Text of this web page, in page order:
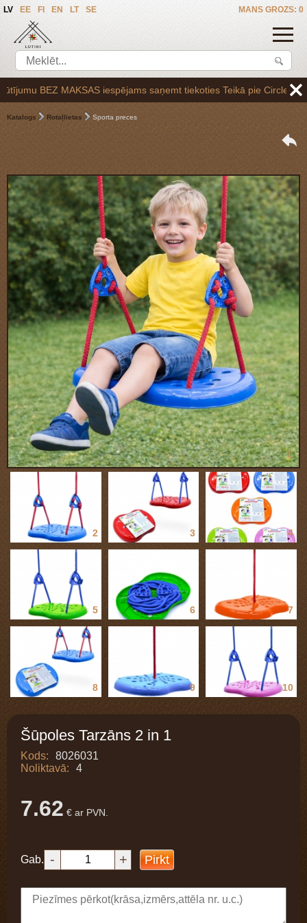
MANS GROZS: 0
LV EE FI EN LT SE
BEZ MAKSAS iespējams saņemt tiekoties Teikā pie Circle K
Katalogs Rotaļlietas Sporta preces
1
2 3 4
5 6 7
8 9 10
Šūpoles Tarzāns 2 in 1
Kods:
8026031
Noliktavā:
4
7.62 € ar PVN.
Gab. - + Pirkt